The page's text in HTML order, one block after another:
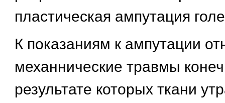
пластическая ампутация
К показаниям к ампутации
механнические травмы
результате которых ткани